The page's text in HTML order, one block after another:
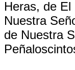
Heras, de
Nuestra
de Nuestra